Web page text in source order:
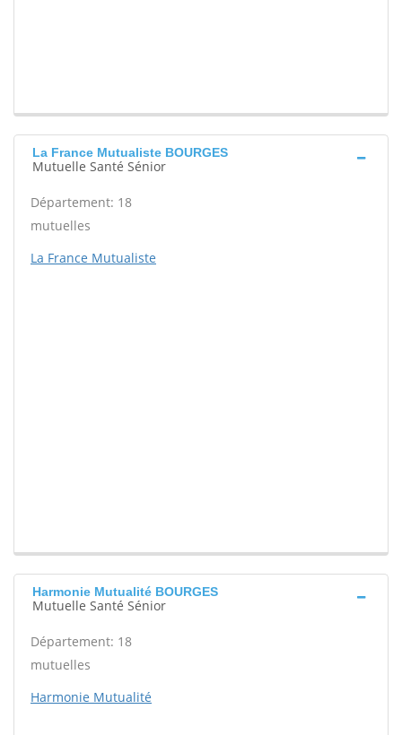
La France Mutualiste BOURGES
Mutuelle Santé Sénior
Département: 18
mutuelles
La France Mutualiste
Harmonie Mutualité BOURGES
Mutuelle Santé Sénior
Département: 18
mutuelles
Harmonie Mutualité